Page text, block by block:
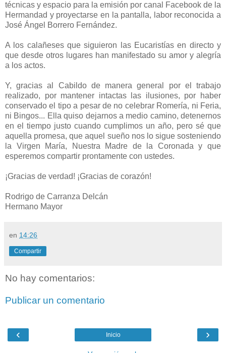
técnicas y espacio para la emisión por canal Facebook de la
Hermandad y proyectarse en la pantalla, labor reconocida a
José Ángel Borrero Fernández.
A los calañeses que siguieron las Eucaristías en directo y
que desde otros lugares han manifestado su amor y alegría
a los actos.
Y, gracias al Cabildo de manera general por el trabajo
realizado, por mantener intactas las ilusiones, por haber
conservado el tipo a pesar de no celebrar Romería, ni Feria,
ni Bingos... Ella quiso dejarnos a medio camino, detenernos
en el tiempo justo cuando cumplimos un año, pero sé que
aquella promesa, que aquel sueño nos lo sigue sosteniendo
la Virgen María, Nuestra Madre de la Coronada y que
esperemos compartir prontamente con ustedes.
¡Gracias de verdad! ¡Gracias de corazón!
Rodrigo de Carranza Delcán
Hermano Mayor
en 14:26
Compartir
No hay comentarios:
Publicar un comentario
‹ ›
Inicio